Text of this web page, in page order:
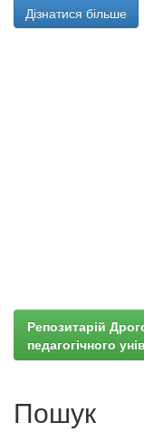
Дізнатися більше
Репозитарій
педагогічного
Пошук